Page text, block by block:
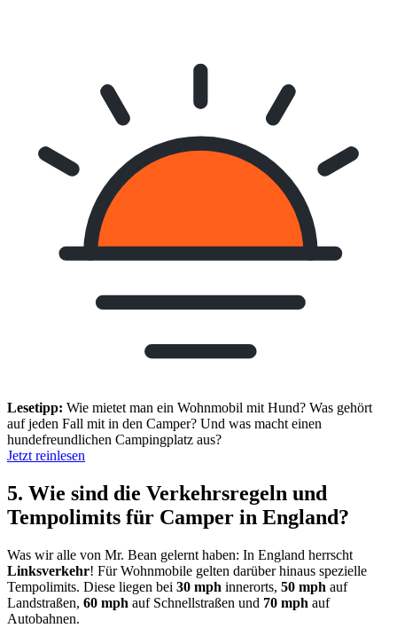
Lesetipp: Wie mietet man ein Wohnmobil mit Hund? Was gehört
auf jeden Fall mit in den Camper? Und was macht einen
hundefreundlichen Campingplatz aus?
Jetzt reinlesen
5. Wie sind die Verkehrsregeln und
Tempolimits für Camper in England?
Was wir alle von Mr. Bean gelernt haben: In England herrscht
Linksverkehr! Für Wohnmobile gelten darüber hinaus spezielle
Tempolimits. Diese liegen bei 30 mph innerorts, 50 mph auf
Landstraßen, 60 mph auf Schnellstraßen und 70 mph auf
Autobahnen.